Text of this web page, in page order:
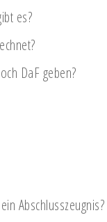
es?
DaF geben?
Abschlusszeugnis?